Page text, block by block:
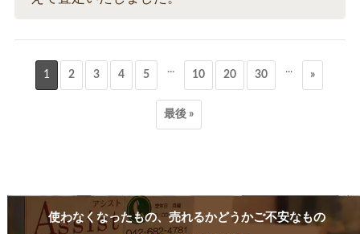
1 2 3 4 5 ... 10 20 30 ... »
最後 »
使わなくなったもの、売れるかどうかご不安なもの